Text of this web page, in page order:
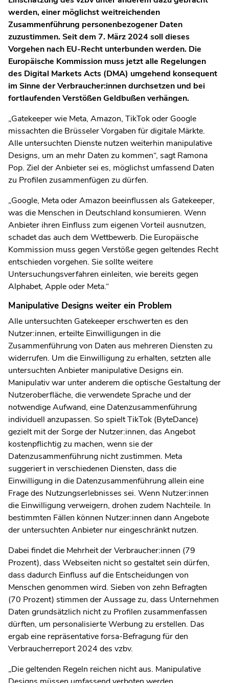
werden, einer möglichst weitreichenden
Zusammenführung personenbezogener Daten
zuzustimmen.Seit dem 7. März 2024 soll dieses
Vorgehen nach EU-Recht unterbunden werden. Die
Europäische Kommission muss jetzt alle Regelungen
des Digital Markets Acts (DMA) umgehend konsequent
im Sinne der Verbraucher:innen durchsetzen und bei
fortlaufenden Verstößen Geldbußen verhängen.
„Gatekeeper wie Meta, Amazon, TikTok oder Google
missachten die Brüsseler Vorgaben für digitale Märkte.
Alle untersuchten Dienste nutzen weiterhin manipulative
Designs, um an mehr Daten zu kommen“, sagt Ramona
Pop. Ziel der Anbieter sei es, möglichst umfassend Daten
zu Profilen zusammenfügen zu dürfen.
„Google, Meta oder Amazon beeinflussen als Gatekeeper,
was die Menschen in Deutschland konsumieren. Wenn
Anbieter ihren Einfluss zum eigenen Vorteil ausnutzen,
schadet das auch dem Wettbewerb. Die Europäische
Kommission muss gegen Verstöße gegen geltendes Recht
entschieden vorgehen. Sie sollte weitere
Untersuchungsverfahren einleiten, wie bereits gegen
Alphabet, Apple oder Meta.“
Manipulative Designs weiter ein Problem
Alle untersuchten Gatekeeper erschwerten es den
Nutzer:innen, erteilte Einwilligungen in die
Zusammenführung von Daten aus mehreren Diensten zu
widerrufen. Um die Einwilligung zu erhalten, setzten alle
untersuchten Anbieter manipulative Designs ein.
Manipulativ war unter anderem die optische Gestaltung der
Nutzeroberfläche, die verwendete Sprache und der
notwendige Aufwand, eine Datenzusammenführung
individuell anzupassen. So spielt TikTok (ByteDance)
gezielt mit der Sorge der Nutzer:innen, das Angebot
kostenpflichtig zu machen, wenn sie der
Datenzusammenführung nicht zustimmen. Meta
suggeriert in verschiedenen Diensten, dass die
Einwilligung in die Datenzusammenführung allein eine
Frage des Nutzungserlebnisses sei. Wenn Nutzer:innen
die Einwilligung verweigern, drohen zudem Nachteile. In
bestimmten Fällen können Nutzer:innen dann Angebote
der untersuchten Anbieter nur eingeschränkt nutzen.
Dabei findet die Mehrheit der Verbraucher:innen (79
Prozent), dass Webseiten nicht so gestaltet sein dürfen,
dass dadurch Einfluss auf die Entscheidungen von
Menschen genommen wird. Sieben von zehn Befragten
(70 Prozent) stimmen der Aussage zu, dass Unternehmen
Daten grundsätzlich nicht zu Profilen zusammenfassen
dürften, um personalisierte Werbung zu erstellen. Das
ergab eine repräsentative forsa-Befragung für den
Verbraucherreport 2024 des vzbv.
„Die geltenden Regeln reichen nicht aus. Manipulative